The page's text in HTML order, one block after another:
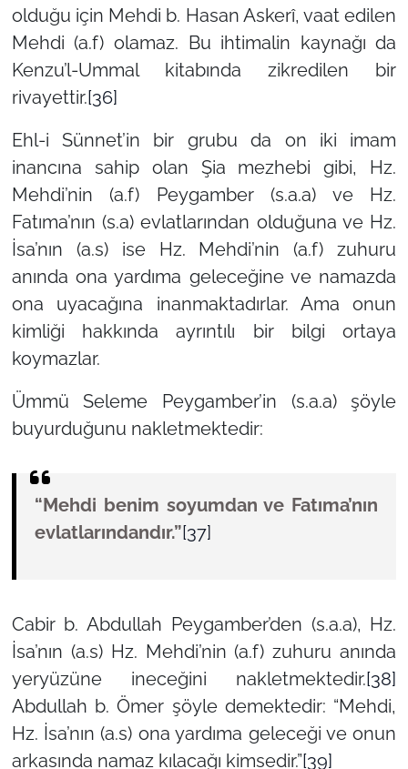
olduğu için Mehdi b. Hasan Askerî, vaat edilen
Mehdi (a.f) olamaz. Bu ihtimalin kaynağı da
Kenzu’l-Ummal kitabında zikredilen bir
rivayettir.[36]
Ehl-i Sünnet’in bir grubu da on iki imam
inancına sahip olan Şia mezhebi gibi, Hz.
Mehdi’nin (a.f) Peygamber (s.a.a) ve Hz.
Fatıma’nın (s.a) evlatlarından olduğuna ve Hz.
İsa’nın (a.s) ise Hz. Mehdi’nin (a.f) zuhuru
anında ona yardıma geleceğine ve namazda
ona uyacağına inanmaktadırlar. Ama onun
kimliği hakkında ayrıntılı bir bilgi ortaya
koymazlar.
Ümmü Seleme Peygamber’in (s.a.a) şöyle
buyurduğunu nakletmektedir:
“Mehdi benim soyumdan ve Fatıma’nın
evlatlarındandır.”[37]
Cabir b. Abdullah Peygamber’den (s.a.a), Hz.
İsa’nın (a.s) Hz. Mehdi’nin (a.f) zuhuru anında
yeryüzüne ineceğini nakletmektedir.[38]
Abdullah b. Ömer şöyle demektedir: “Mehdi,
Hz. İsa’nın (a.s) ona yardıma geleceği ve onun
arkasında namaz kılacağı kimsedir.”[39]